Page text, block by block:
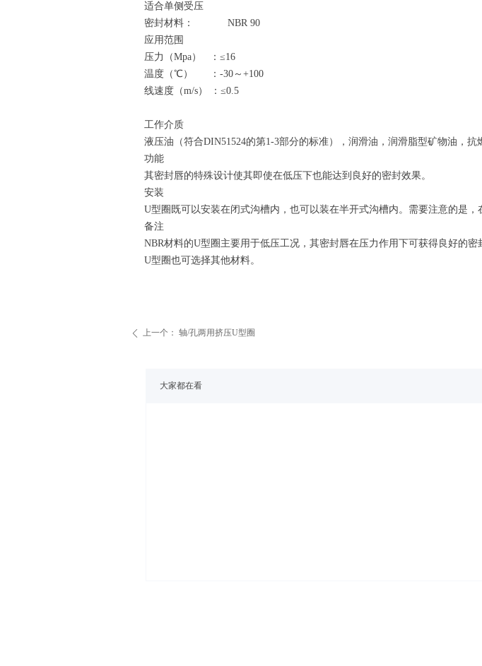
大家都在看
ꄴ 上一个： 轴/孔两用挤压U型圈
适合单侧受压
密封材料： NBR 90
应用范围
压力（Mpa） ：≤16
温度（℃） ：-30～+100
线速度（m/s） ：≤0.5
工作介质
液压油（符合DIN51524的第1-3部分的标准），润滑油，润滑脂型矿物油，
功能
其密封唇的特殊设计使其即使在低压下也能达到良好的密封效果。
安装
U型圈既可以安装在闭式沟槽内，也可以装在半开式沟槽内。需要注意的是
备注
NBR材料的U型圈主要用于低压工况，其密封唇在压力作用下可获得良好的
U型圈也可选择其他材料。